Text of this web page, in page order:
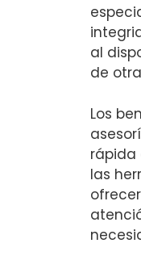
al
de
Los
rápida
las